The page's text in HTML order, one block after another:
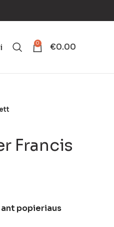
0 €0.00
Francis
popieriaus